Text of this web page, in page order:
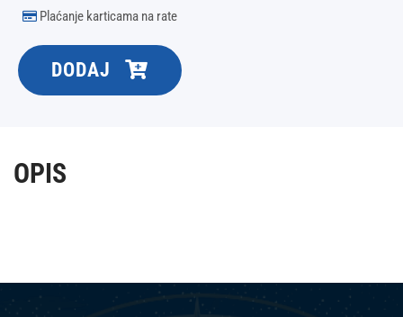
Plaćanje karticama na rate
DODAJ
OPIS